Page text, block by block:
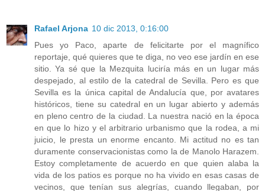
Rafael Arjona 10 dic 2013, 0:16:00
Pues yo Paco, aparte de felicitarte por el magnífico
reportaje, qué quieres que te diga, no veo ese jardín en ese
sitio. Ya sé que la Mezquita luciría más en un lugar más
despejado, al estilo de la catedral de Sevilla. Pero es que
Sevilla es la única capital de Andalucía que, por avatares
históricos, tiene su catedral en un lugar abierto y además
en pleno centro de la ciudad. La nuestra nació en la época
en que lo hizo y el arbitrario urbanismo que la rodea, a mi
juicio, le presta un enorme encanto. Mi actitud no es tan
duramente conservacionistas como la de Manolo Harazem.
Estoy completamente de acuerdo en que quien alaba la
vida de los patios es porque no ha vivido en esas casas de
vecinos, que tenían sus alegrías, cuando llegaban, por